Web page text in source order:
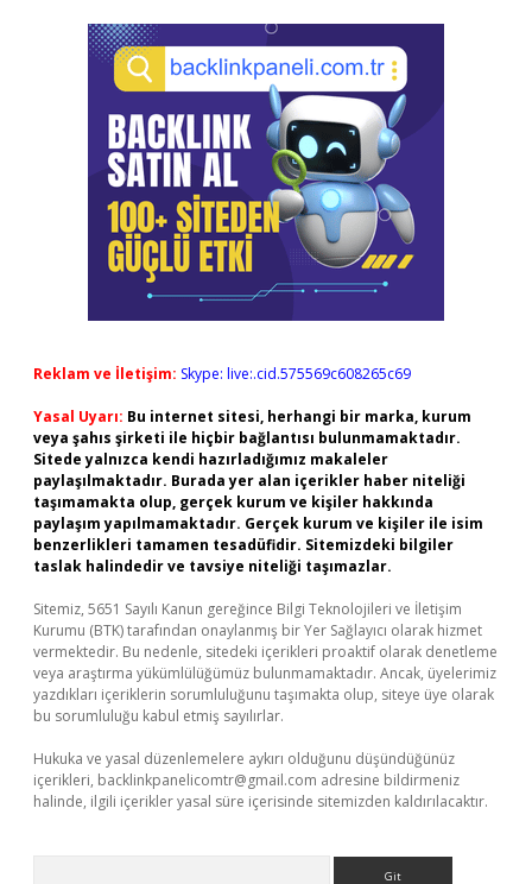
Reklam ve İletişim: Skype: live:.cid.575569c608265c69
Yasal Uyarı: Bu internet sitesi, herhangi bir marka, kurum
veya şahıs şirketi ile hiçbir bağlantısı bulunmamaktadır.
Sitede yalnızca kendi hazırladığımız makaleler
paylaşılmaktadır. Burada yer alan içerikler haber niteliği
taşımamakta olup, gerçek kurum ve kişiler hakkında
paylaşım yapılmamaktadır. Gerçek kurum ve kişiler ile isim
benzerlikleri tamamen tesadüfidir. Sitemizdeki bilgiler
taslak halindedir ve tavsiye niteliği taşımazlar.
Sitemiz, 5651 Sayılı Kanun gereğince Bilgi Teknolojileri ve İletişim
Kurumu (BTK) tarafından onaylanmış bir Yer Sağlayıcı olarak hizmet
vermektedir. Bu nedenle, sitedeki içerikleri proaktif olarak denetleme
veya araştırma yükümlülüğümüz bulunmamaktadır. Ancak, üyelerimiz
yazdıkları içeriklerin sorumluluğunu taşımakta olup, siteye üye olarak
bu sorumluluğu kabul etmiş sayılırlar.
Hukuka ve yasal düzenlemelere aykırı olduğunu düşündüğünüz
içerikleri, backlinkpanelicomtr@gmail.com adresine bildirmeniz
halinde, ilgili içerikler yasal süre içerisinde sitemizden kaldırılacaktır.